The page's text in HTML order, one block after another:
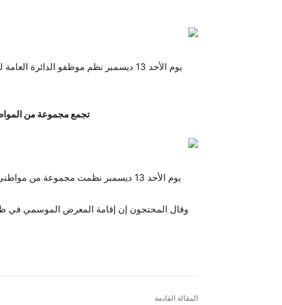
يوم الأحد 13 ديسمبر نظم موظفو
تجمع مجموعة من
يوم الأحد 13 ديسمبر نظمت مجموعة
وقال المحتجون إن إقامة المعرض الموسمي في
المقالة القادمة